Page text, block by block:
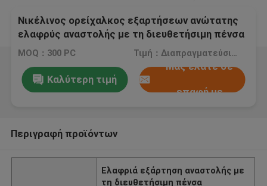
Νικέλινος ορείχαλκος εξαρτήσεων ανώτατης
ελαφρύς αναστολής με τη διευθετήσιμη πένσα
YW86340
MOQ：300 PC Τιμή：Διαπραγματεύσιμα
Καλύτερη τιμή
Μας ελάτε σε
επαφή με
Περιγραφή προϊόντων
Ελαφριά εξάρτηση αναστολής με
τη διευθετήσιμη πένσα